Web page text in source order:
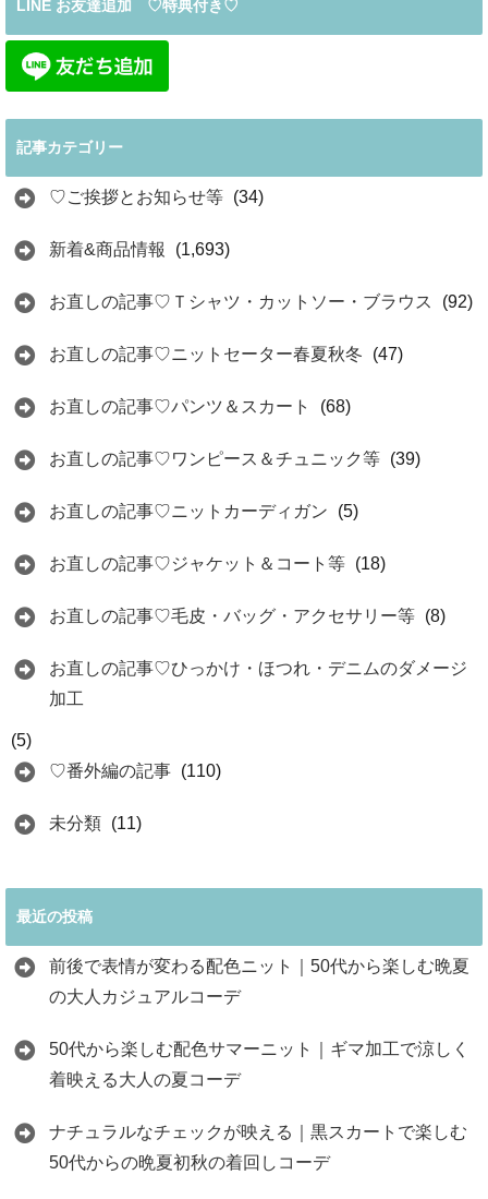
LINE お友達追加 ♡特典付き♡
記事カテゴリー
♡ご挨拶とお知らせ等 (34)
新着&商品情報 (1,693)
お直しの記事♡Ｔシャツ・カットソー・ブラウス (92)
お直しの記事♡ニットセーター春夏秋冬 (47)
お直しの記事♡パンツ＆スカート (68)
お直しの記事♡ワンピース＆チュニック等 (39)
お直しの記事♡ニットカーディガン (5)
お直しの記事♡ジャケット＆コート等 (18)
お直しの記事♡毛皮・バッグ・アクセサリー等 (8)
お直しの記事♡ひっかけ・ほつれ・デニムのダメージ
加工
(5)
♡番外編の記事 (110)
未分類 (11)
最近の投稿
前後で表情が変わる配色ニット｜50代から楽しむ晩夏
の大人カジュアルコーデ
50代から楽しむ配色サマーニット｜ギマ加工で涼しく
着映える大人の夏コーデ
ナチュラルなチェックが映える｜黒スカートで楽しむ
50代からの晩夏初秋の着回しコーデ